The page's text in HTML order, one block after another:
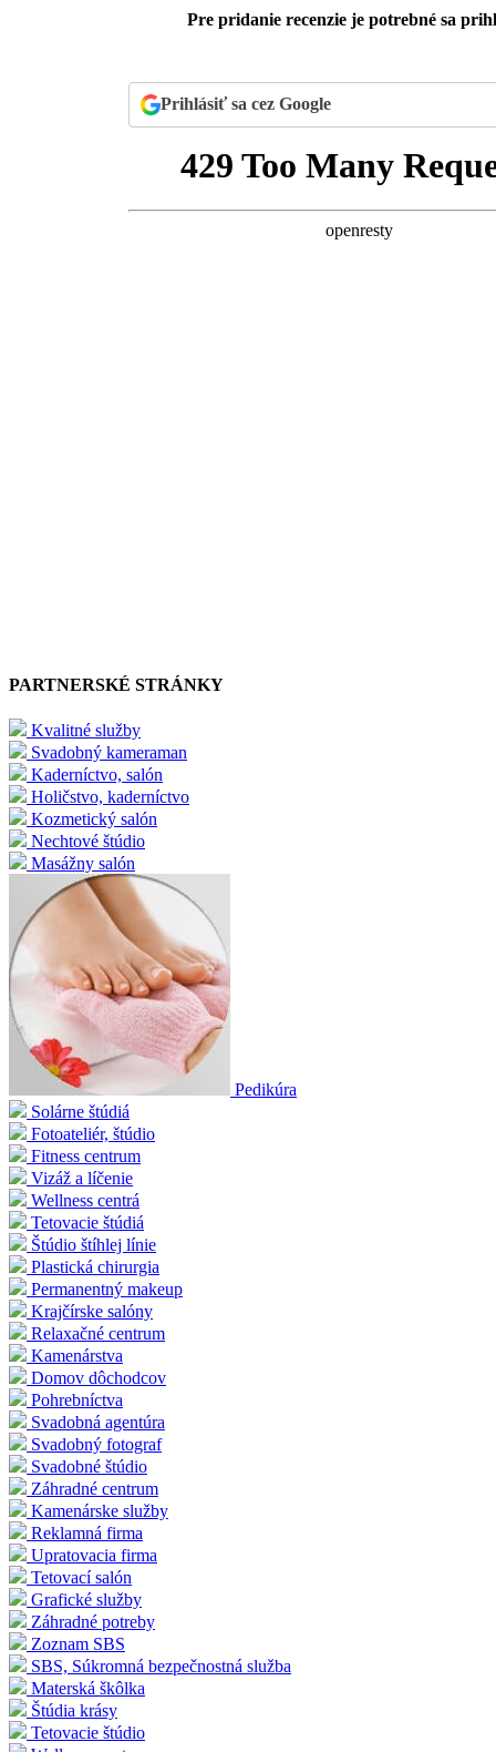
Pre pridanie recenzie je potrebné sa
Prihlásiť sa cez Google
PARTNERSKÉ STRÁNKY
Kvalitné služby
Svadobný kameraman
Kaderníctvo, salón
Holičstvo, kaderníctvo
Kozmetický salón
Nechtové štúdio
Masážny salón
Pedikúra
Solárne štúdiá
Fotoateliér, štúdio
Fitness centrum
Vizáž a líčenie
Wellness centrá
Tetovacie štúdiá
Štúdio štíhlej línie
Plastická chirurgia
Permanentný makeup
Krajčírske salóny
Relaxačné centrum
Kamenárstva
Domov dôchodcov
Pohrebníctva
Svadobná agentúra
Svadobný fotograf
Svadobné štúdio
Záhradné centrum
Kamenárske služby
Reklamná firma
Upratovacia firma
Tetovací salón
Grafické služby
Záhradné potreby
Zoznam SBS
SBS, Súkromná bezpečnostná služba
Materská škôlka
Štúdia krásy
Tetovacie štúdio